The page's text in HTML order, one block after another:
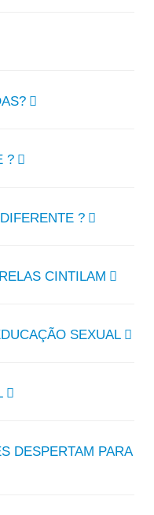
?
?
CINTILAM
SEXUAL
DESPERTAM PARA